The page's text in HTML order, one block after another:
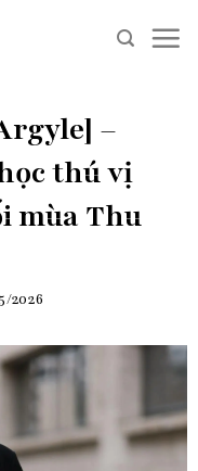
–
thú vị
mùa Thu
2026